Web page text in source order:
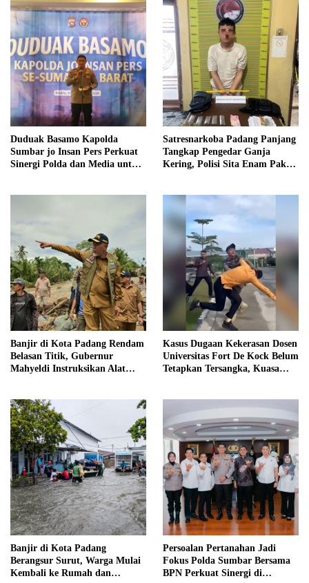
Duduak Basamo Kapolda
Sumbar jo Insan Pers Perkuat
Sinergi Polda dan Media untuk
Satresnarkoba Padang Panjang
Tangkap Pengedar Ganja
Kering, Polisi Sita Enam Paket
Banjir di Kota Padang Rendam
Belasan Titik, Gubernur
Mahyeldi Instruksikan Alat
Kasus Dugaan Kekerasan Dosen
Universitas Fort De Kock Belum
Tetapkan Tersangka, Kuasa
Banjir di Kota Padang
Berangsur Surut, Warga Mulai
Kembali ke Rumah dan
Persoalan Pertanahan Jadi
Fokus Polda Sumbar Bersama
BPN Perkuat Sinergi di